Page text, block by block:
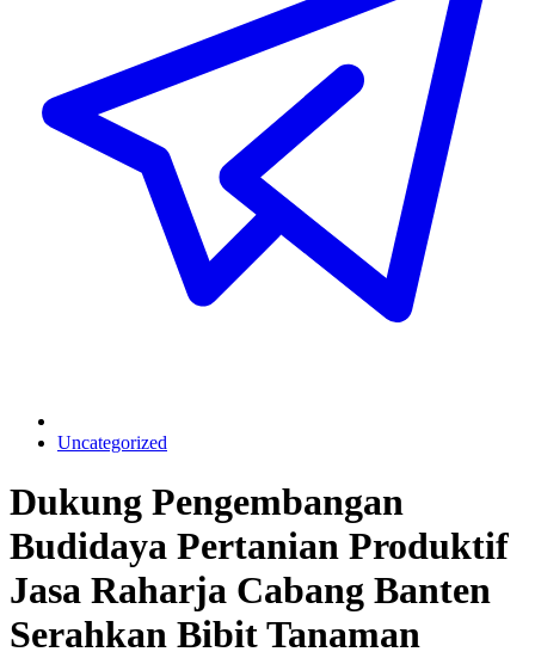
Uncategorized
Dukung Pengembangan
Budidaya Pertanian Produktif
Jasa Raharja Cabang Banten
Serahkan Bibit Tanaman